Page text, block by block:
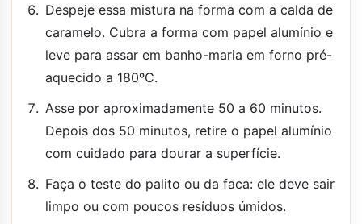
Despeje essa mistura na forma com a calda de
caramelo. Cubra a forma com papel alumínio e
leve para assar em banho-maria em forno pré-
aquecido a 180ºC.
Asse por aproximadamente 50 a 60 minutos.
Depois dos 50 minutos, retire o papel alumínio
com cuidado para dourar a superfície.
Faça o teste do palito ou da faca: ele deve sair
limpo ou com poucos resíduos úmidos.